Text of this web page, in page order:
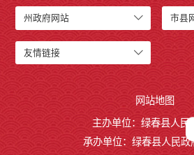
州政府网站 市县
友情链接
网站地图
主办单位：绿春县人民
承办单位：绿春县人民政